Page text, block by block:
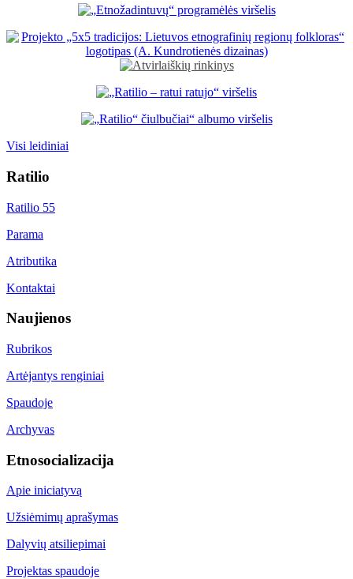
Visi leidiniai
Ratilio
Ratilio 55
Parama
Atributika
Kontaktai
Naujienos
Rubrikos
Artėjantys renginiai
Spaudoje
Archyvas
Etnosocializacija
Apie iniciatyvą
Užsiėmimų aprašymas
Dalyvių atsiliepimai
Projektas spaudoje